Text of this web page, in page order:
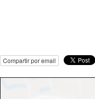
Compartir por email